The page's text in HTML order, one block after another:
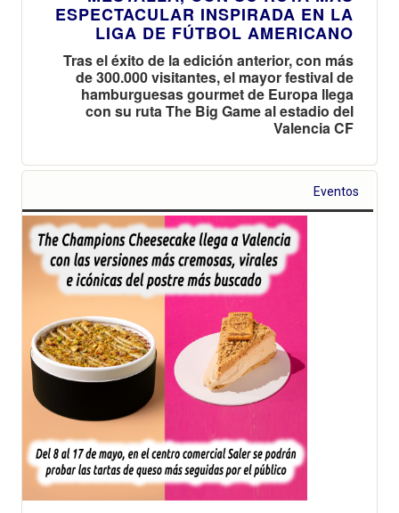
ESPECTACULAR INSPIRADA EN LA
LIGA DE FÚTBOL AMERICANO
Tras el éxito de la edición anterior, con más
de 300.000 visitantes, el mayor festival de
hamburguesas gourmet de Europa llega
con su ruta The Big Game al estadio del
Valencia CF
Eventos